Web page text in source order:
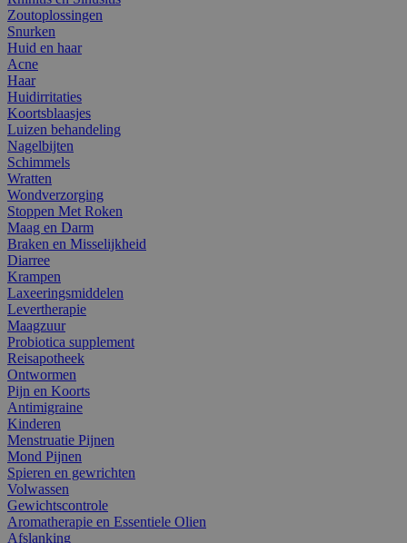
Zoutoplossingen
Snurken
Huid en haar
Acne
Haar
Huidirritaties
Koortsblaasjes
Luizen behandeling
Nagelbijten
Schimmels
Wratten
Wondverzorging
Stoppen Met Roken
Maag en Darm
Braken en Misselijkheid
Diarree
Krampen
Laxeeringsmiddelen
Levertherapie
Maagzuur
Probiotica supplement
Reisapotheek
Ontwormen
Pijn en Koorts
Antimigraine
Kinderen
Menstruatie Pijnen
Mond Pijnen
Spieren en gewrichten
Volwassen
Gewichtscontrole
Aromatherapie en Essentiele Olien
Afslanking